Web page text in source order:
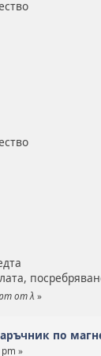
от λ »
по
»